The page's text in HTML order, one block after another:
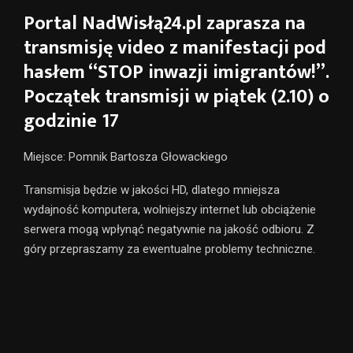
Portal NadWisłą24.pl zaprasza na
transmisję video z manifestacji pod
hasłem “STOP inwazji imigrantów!”.
Początek transmisji w piątek (2.10) o
godzinie 17
Miejsce: Pomnik Bartosza Głowackiego
Transmisja będzie w jakości HD, dlatego mniejsza
wydajność komputera, wolniejszy internet lub obciążenie
serwera mogą wpłynąć negatywnie na jakość odbioru. Z
góry przepraszamy za ewentualne problemy techniczne.